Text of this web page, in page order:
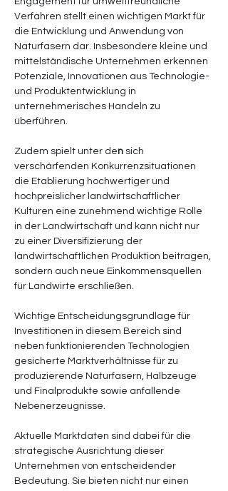
Verfahren stellt einen wichtigen Markt für
die Entwicklung und Anwendung von
Naturfasern dar. Insbesondere kleine und
mittelständische Unternehmen erkennen
Potenziale, Innovationen aus Technologie-
und Produktentwicklung in
unternehmerisches Handeln zu
überführen.
Zudem spielt unter den sich
verschärfenden Konkurrenzsituationen
die Etablierung hochwertiger und
hochpreislicher landwirtschaftlicher
Kulturen eine zunehmend wichtige Rolle
in der Landwirtschaft und kann nicht nur
zu einer Diversifizierung der
landwirtschaftlichen Produktion beitragen,
sondern auch neue Einkommensquellen
für Landwirte erschließen.
Wichtige Entscheidungsgrundlage für
Investitionen in diesem Bereich sind
neben funktionierenden Technologien
gesicherte Marktverhältnisse für zu
produzierende Naturfasern, Halbzeuge
und Finalprodukte sowie anfallende
Nebenerzeugnisse.
Aktuelle Marktdaten sind dabei für die
strategische Ausrichtung dieser
Unternehmen von entscheidender
Bedeutung. Sie bieten nicht nur einen